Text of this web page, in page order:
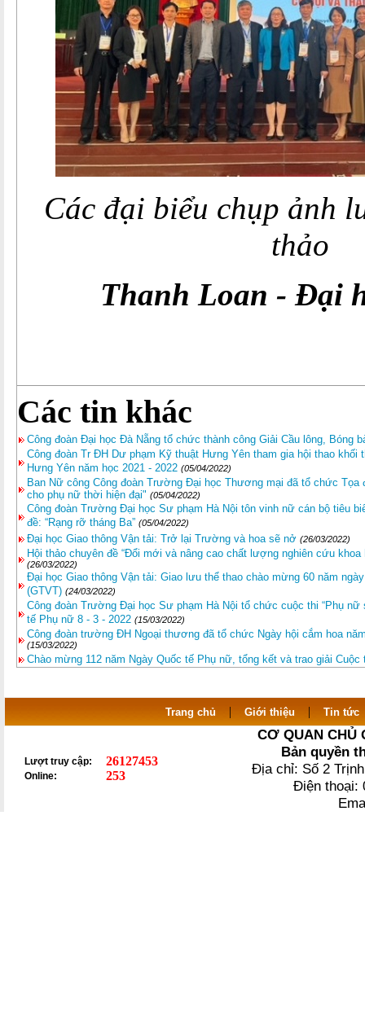
Các đại biểu chụp ảnh
thảo
Thanh Loan - Đại
Các tin khác
Công đoàn Đại học Đà Nẵng tổ chức thành công Giải Cầu lông, Bóng
Công đoàn Tr ĐH Dư phạm Kỹ thuật Hưng Yên tham gia hội thao
Hưng Yên năm học 2021 - 2022 (05/04/2022)
Ban Nữ công Công đoàn Trường Đại học Thương mại đã tổ chức
cho phụ nữ thời hiện đại" (05/04/2022)
Công đoàn Trường Đại học Sư phạm Hà Nội tôn vinh nữ cán bộ tiêu
đề: “Rạng rỡ tháng Ba” (05/04/2022)
Đại học Giao thông Vận tải: Trở lại Trường và hoa sẽ nở (26/03/2022)
Hội thảo chuyên đề “Đổi mới và nâng cao chất lượng nghiên cứu
(26/03/2022)
Đại học Giao thông Vận tải: Giao lưu thể thao chào mừng 60 năm
(GTVT) (24/03/2022)
Công đoàn Trường Đại học Sư phạm Hà Nội tổ chức cuộc thi “Phụ
tế Phụ nữ 8 - 3 - 2022 (15/03/2022)
Công đoàn trường ĐH Ngoại thương đã tổ chức Ngày hội cắm hoa
(15/03/2022)
Chào mừng 112 năm Ngày Quốc tế Phụ nữ, tổng kết và trao giải Cuộc
Trang chủ | Giới thiệu | Tin tức
Lượt truy cập: 26127453
Online: 253
CƠ QUAN CHỦ
Bản quyền
Địa chỉ: Số 2
Điện